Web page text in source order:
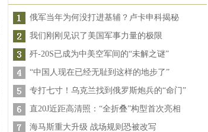
俄军当年为何没打进基辅？卢卡申科揭秘
我们刚刚见识了美国军事力量的极限
歼-20S已成为中美空军间的“未解之谜”
“中国人现在已经无耻到这样的地步了”
专打七寸！乌克兰找到俄罗斯炮兵的“命门”
直20J近距高清照：“全折叠”构型首次亮相
海马斯重大升级 战场规则恐被改写